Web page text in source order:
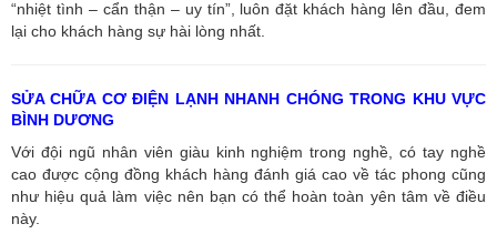
“nhiệt tình – cẩn thận – uy tín”, luôn đặt khách hàng lên đầu, đem
lại cho khách hàng sự hài lòng nhất.
SỬA CHỮA CƠ ĐIỆN LẠNH NHANH CHÓNG TRONG KHU VỰC
BÌNH DƯƠNG
Với đội ngũ nhân viên giàu kinh nghiệm trong nghề, có tay nghề
cao được cộng đồng khách hàng đánh giá cao về tác phong cũng
như hiệu quả làm việc nên bạn có thể hoàn toàn yên tâm về điều
này.